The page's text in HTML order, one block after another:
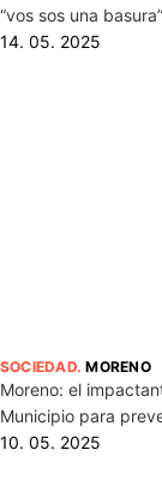
“vos sos una
14. 05. 2025
SOCIEDAD.MORENO
Moreno: el
Municipio para
10. 05. 2025